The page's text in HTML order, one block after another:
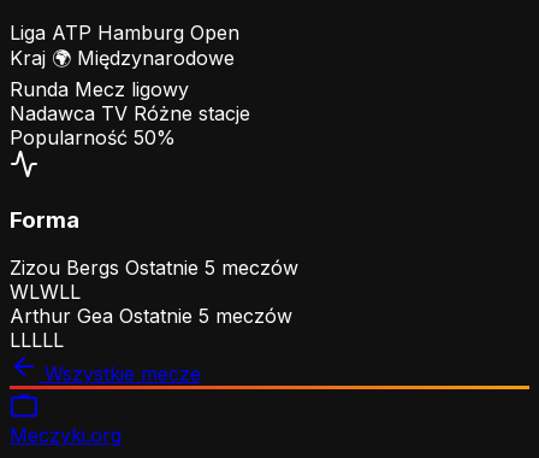
Liga ATP Hamburg Open
Kraj 🌍 Międzynarodowe
Runda Mecz ligowy
Nadawca TV Różne stacje
Popularność 50%
Forma
Zizou Bergs Ostatnie 5 meczów
WLWLL
Arthur Gea Ostatnie 5 meczów
LLLLL
Wszystkie mecze
Meczyki.org